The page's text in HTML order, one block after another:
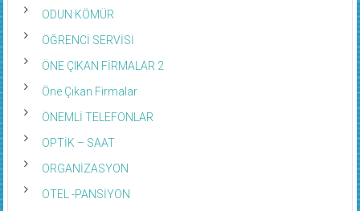
ODUN KÖMÜR
ÖĞRENCİ SERVİSİ
ÖNE ÇIKAN FİRMALAR 2
Öne Çıkan Firmalar
ÖNEMLİ TELEFONLAR
OPTİK – SAAT
ORGANİZASYON
OTEL -PANSİYON